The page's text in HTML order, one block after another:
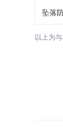
坠落
以上为